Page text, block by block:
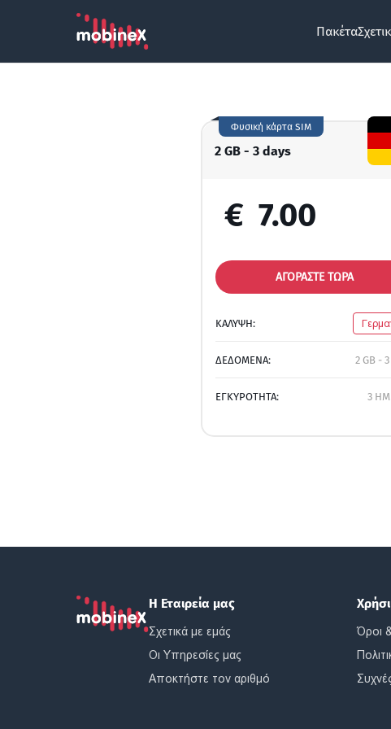
Πακέτα
2 GB - 3 days
Φυσική κάρτα SIM
€ 7.00
ΑΓΟΡΑΣΤΕ ΤΩΡΑ
ΚΑΛΥΨΗ:
ΔΕΔΟΜΕΝΑ: 2 GB -
ΕΓΚΥΡΟΤΗΤΑ: 3
Η Εταιρεία μας
Σχετικά με εμάς
Οι Υπηρεσίες μας
Αποκτήστε τον αριθμό
Όροι